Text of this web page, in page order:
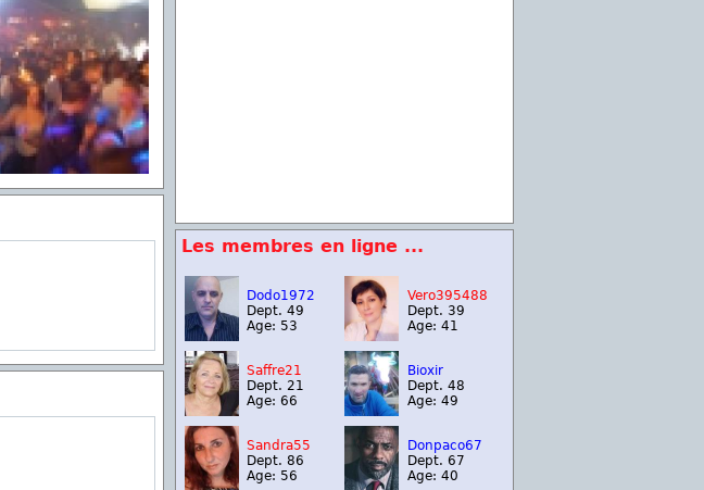
Les membres en ligne ...
Dodo1972
Dept. 49
Age: 53
Vero395488
Dept. 39
Age: 41
Saffre21
Dept. 21
Age: 66
Bioxir
Dept. 48
Age: 49
Sandra55
Dept. 86
Age: 56
Donpaco67
Dept. 67
Age: 40